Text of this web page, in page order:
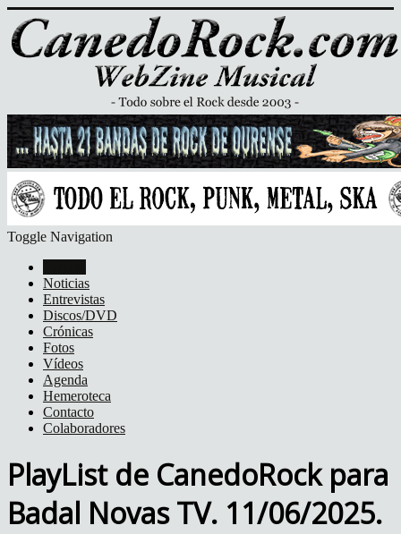
Toggle Navigation
Noticias
Entrevistas
Discos/DVD
Crónicas
Fotos
Vídeos
Agenda
Hemeroteca
Contacto
Colaboradores
PlayList de CanedoRock para
Badal Novas TV. 11/06/2025.